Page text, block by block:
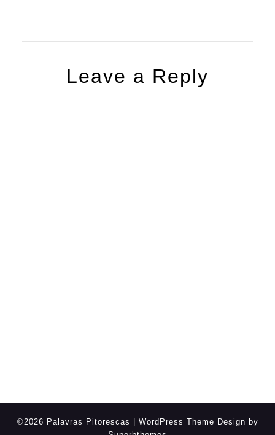
Leave a Reply
©2026 Palavras Pitorescas
| WordPress Theme Design by